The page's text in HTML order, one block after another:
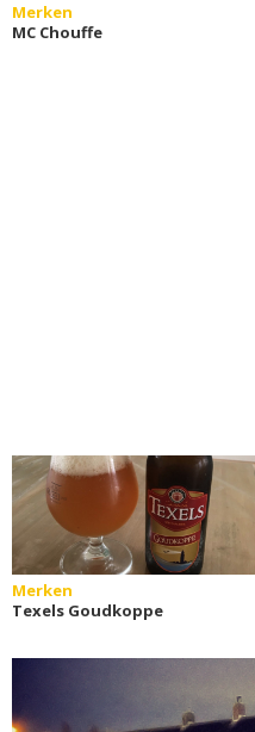
Merken
MC Chouffe
Merken
Texels Goudkoppe